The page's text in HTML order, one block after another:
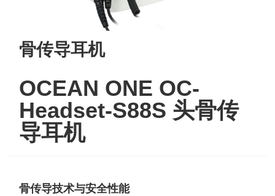
骨传导耳机
OCEAN ONE OC-
Headset-S88S 头骨传
导耳机
骨传导技术与安全性能